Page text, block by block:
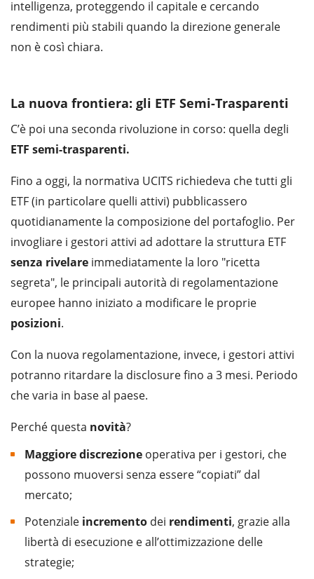
intelligenza, proteggendo il capitale e cercando
rendimenti più stabili quando la direzione generale
non è così chiara.
La nuova frontiera: gli ETF Semi-Trasparenti
C’è poi una seconda rivoluzione in corso: quella degli
ETF semi-trasparenti.
Fino a oggi, la normativa UCITS richiedeva che tutti gli
ETF (in particolare quelli attivi) pubblicassero
quotidianamente la composizione del portafoglio. Per
invogliare i gestori attivi ad adottare la struttura ETF
senza rivelare immediatamente la loro "ricetta
segreta", le principali autorità di regolamentazione
europee hanno iniziato a modificare le proprie
posizioni.
Con la nuova regolamentazione, invece, i gestori attivi
potranno ritardare la disclosure fino a 3 mesi. Periodo
che varia in base al paese.
Perché questa novità?
Maggiorediscrezione operativa per i gestori, che
possono muoversi senza essere “copiati” dal
mercato;
Potenziale incremento dei rendimenti, grazie alla
libertà di esecuzione e all’ottimizzazione delle
strategie;